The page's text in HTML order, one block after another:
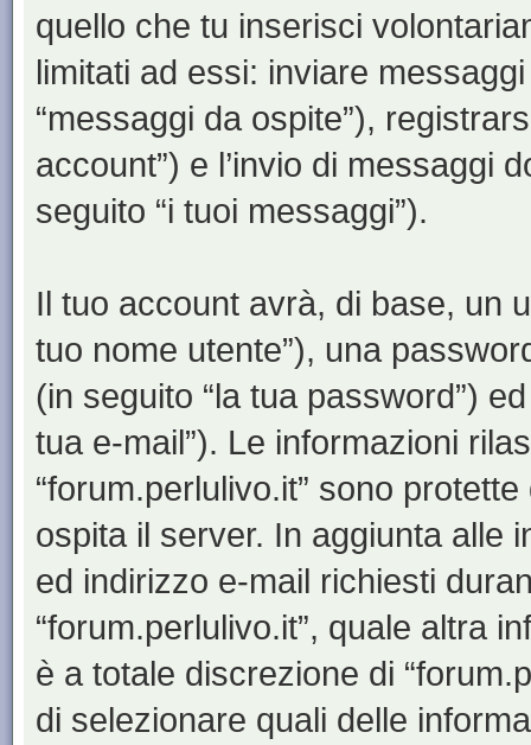
quello che tu inserisci
limitati ad essi: inviare
“messaggi da ospite”),
account”) e l’invio di messaggi
seguito “i tuoi messaggi”).
Il tuo account avrà, di base, un
tuo nome utente”), una
(in seguito “la tua password”)
tua e-mail”). Le informazioni
“forum.perlulivo.it” sono
ospita il server. In aggiunta alle
ed indirizzo e-mail richiesti
“forum.perlulivo.it”, quale altra
è a totale discrezione di
di selezionare quali delle